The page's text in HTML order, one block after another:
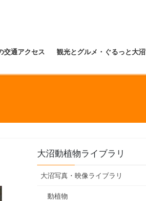
交通アクセス 観光とグルメ・ぐるっと大沼
大沼動植物ライブラリ
大沼写真・映像ライブラリ
動植物